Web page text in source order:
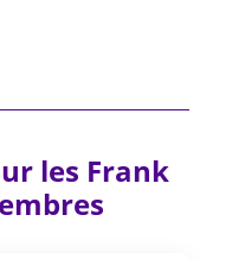
les Frank